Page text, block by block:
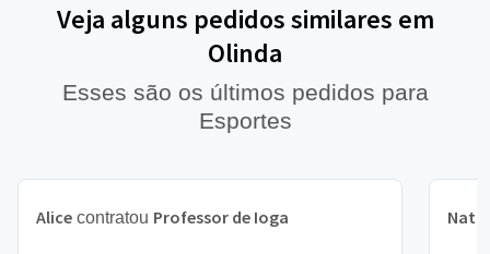
Veja alguns pedidos similares em
Olinda
Esses são os últimos pedidos para
Esportes
Alice contratou Professor de Ioga